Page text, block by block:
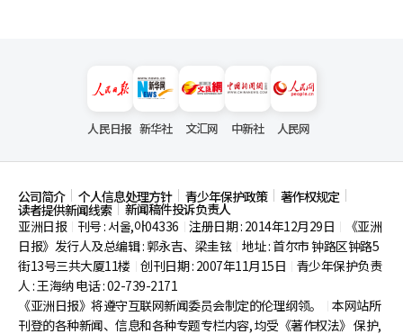
人民日报 新华社 文汇网 中新社 人民网
公司简介 个人信息处理方针 青少年保护政策 著作权规定
读者提供新闻线索
新闻稿件投诉负责人
亚洲日报
刊号 : 서울,아04336 注册日期 : 2014年12月29日
《亚洲
日报》发行人及总编辑 : 郭永吉、梁圭铉 地址 : 首尔市钟路区钟路5
街13号三共大厦11楼 创刊日期 : 2007年11月15日
青少年保护负责
人 : 王海纳 电话 : 02-739-2171
《亚洲日报》将遵守互联网新闻委员会制定的伦理纲领。
本网站所
刊登的各种新闻、信息和各种专题专栏内容, 均受《著作权法》 保护,